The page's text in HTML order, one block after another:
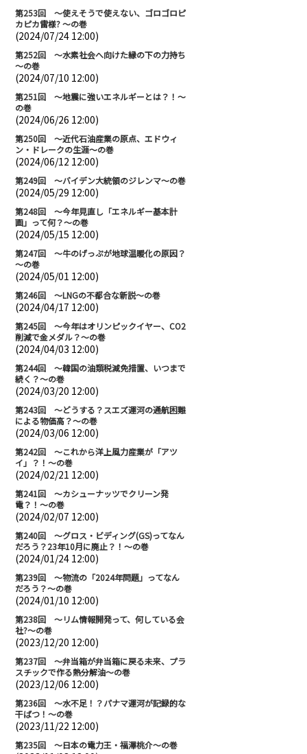
第253回 ～使えそうで使えない、ゴロゴロピ
カピカ雷様? ～の巻
(2024/07/24 12:00)
第252回 ～水素社会へ向けた縁の下の力持ち
～の巻
(2024/07/10 12:00)
第251回 ～地震に強いエネルギーとは？！～
の巻
(2024/06/26 12:00)
第250回 ～近代石油産業の原点、エドウィ
ン・ドレークの生涯～の巻
(2024/06/12 12:00)
第249回 ～バイデン大統領のジレンマ～の巻
(2024/05/29 12:00)
第248回 ～今年見直し「エネルギー基本計
画」って何？～の巻
(2024/05/15 12:00)
第247回 ～牛のげっぷが地球温暖化の原因？
～の巻
(2024/05/01 12:00)
第246回 ～LNGの不都合な新説～の巻
(2024/04/17 12:00)
第245回 ～今年はオリンピックイヤー、CO2
削減で金メダル？～の巻
(2024/04/03 12:00)
第244回 ～韓国の油類税減免措置、いつまで
続く？～の巻
(2024/03/20 12:00)
第243回 ～どうする？スエズ運河の通航困難
による物価高？～の巻
(2024/03/06 12:00)
第242回 ～これから洋上風力産業が「アツ
イ」？！～の巻
(2024/02/21 12:00)
第241回 ～カシューナッツでクリーン発
電？！～の巻
(2024/02/07 12:00)
第240回 ～グロス・ビディング(GS)ってなん
だろう？23年10月に廃止？！～の巻
(2024/01/24 12:00)
第239回 ～物流の「2024年問題」ってなん
だろう？～の巻
(2024/01/10 12:00)
第238回 ～リム情報開発って、何している会
社?～の巻
(2023/12/20 12:00)
第237回 ～弁当箱が弁当箱に戻る未来、プラ
スチックで作る熱分解油～の巻
(2023/12/06 12:00)
第236回 ～水不足！？パナマ運河が記録的な
干ばつ！～の巻
(2023/11/22 12:00)
第235回 ～日本の電力王・福澤桃介～の巻